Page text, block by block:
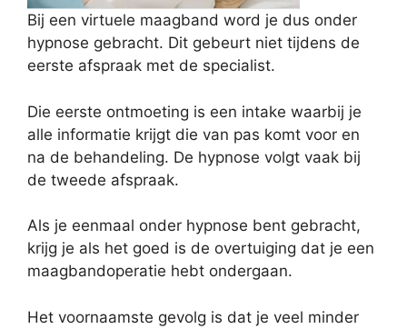
Bij een virtuele maagband word je dus onder
hypnose gebracht. Dit gebeurt niet tijdens de
eerste afspraak met de specialist.
Die eerste ontmoeting is een intake waarbij je
alle informatie krijgt die van pas komt voor en
na de behandeling. De hypnose volgt vaak bij
de tweede afspraak.
Als je eenmaal onder hypnose bent gebracht,
krijg je als het goed is de overtuiging dat je een
maagbandoperatie hebt ondergaan.
Het voornaamste gevolg is dat je veel minder